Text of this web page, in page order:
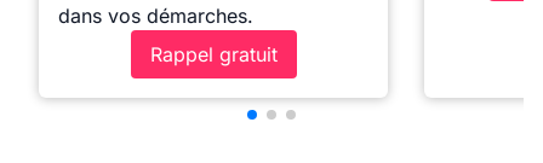
dans vos démarches.
Rappel gratuit